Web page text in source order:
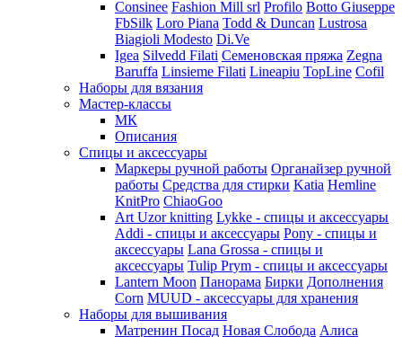
Consinee Fashion Mill srl Profilo Botto Giuseppe
FbSilk Loro Piana Todd & Duncan Lustrosa
Biagioli Modesto Di.Ve
Igea Silvedd Filati Семеновская пряжа Zegna
Baruffa Linsieme Filati Lineapiu TopLine Cofil
Наборы для вязания
Мастер-классы
МК
Описания
Спицы и аксессуары
Маркеры ручной работы Органайзер ручной
работы Средства для стирки Katia Hemline
KnitPro ChiaoGoo
Art Uzor knitting Lykke - спицы и аксессуары
Addi - спицы и аксессуары Pony - спицы и
аксессуары Lana Grossa - спицы и
аксессуары Tulip Prym - спицы и аксессуары
Lantern Moon Панорама Бирки Дополнения
Corn MUUD - аксессуары для хранения
Наборы для вышивания
Матренин Посад Новая Слобода Алиса